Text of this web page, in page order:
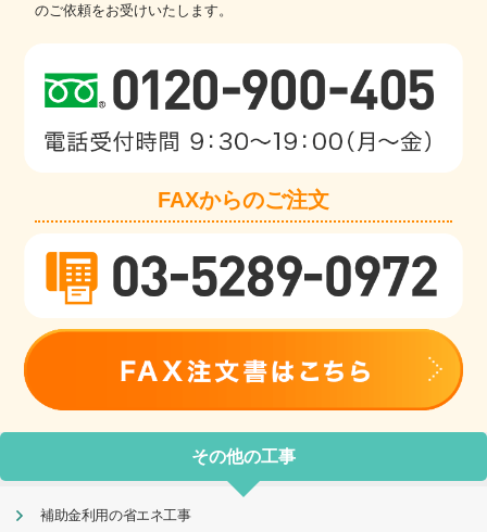
のご依頼をお受けいたします。
FAXからのご注文
その他の工事
補助金利用の省エネ工事